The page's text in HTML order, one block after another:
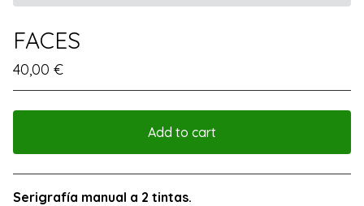
FACES
40,00 €
Add to cart
View cart
Serigrafía manual a 2 tintas.